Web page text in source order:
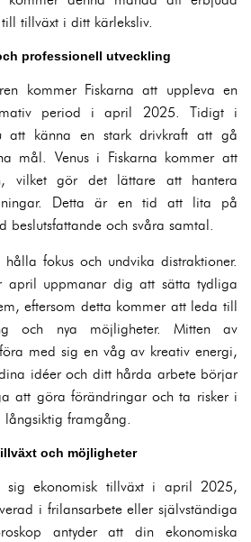
tillväxt i ditt kärleksliv.
professionell utveckling
kommer Fiskarna att uppleva en
period i april 2025. Tidigt i
att känna en stark drivkraft att gå
mål. Venus i Fiskarna kommer att
vilket gör det lättare att hantera
Detta är en tid att lita på
beslutsfattande och svåra samtal.
fokus och undvika distraktioner.
april uppmanar dig att sätta tydliga
eftersom detta kommer att leda till
och nya möjligheter. Mitten av
med sig en våg av kreativ energi,
idéer och ditt hårda arbete börjar
att göra förändringar och ta risker i
framgång.
och möjligheter
sig ekonomisk tillväxt i april 2025,
i frilansarbete eller självständiga
antyder att din ekonomiska